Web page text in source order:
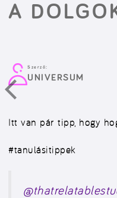
A
Szerző:
UNIVERSUM
Itt van pár tipp, hogy
#tanulásitippek